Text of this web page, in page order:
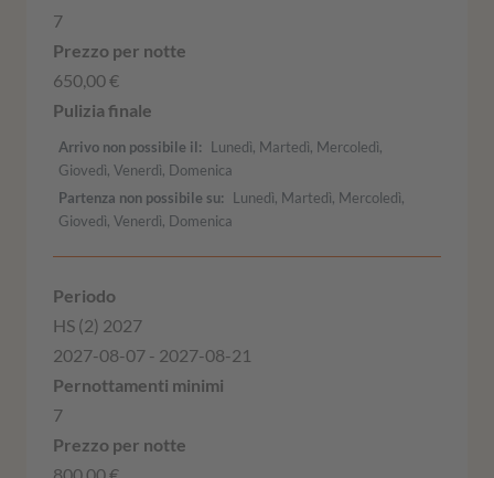
7
650,00 €
Arrivo non possibile il
Lunedì, Martedì, Mercoledì,
Giovedì, Venerdì, Domenica
Partenza non possibile su
Lunedì, Martedì, Mercoledì,
Giovedì, Venerdì, Domenica
HS (2) 2027
2027-08-07 - 2027-08-21
7